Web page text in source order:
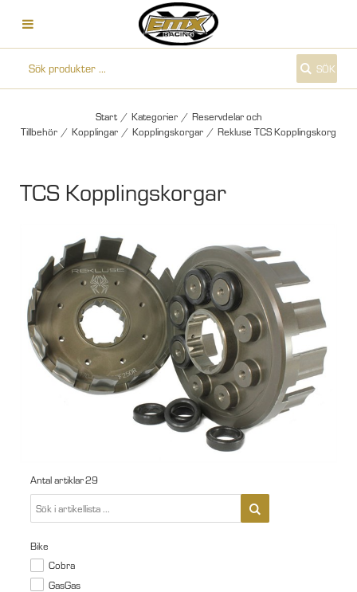
SÖK
Start / Kategorier / Reservdelar och
Tillbehör / Kopplingar / Kopplingskorgar / Rekluse TCS Kopplingskorg
TCS Kopplingskorgar
Antal artiklar29
Bike
Cobra
GasGas